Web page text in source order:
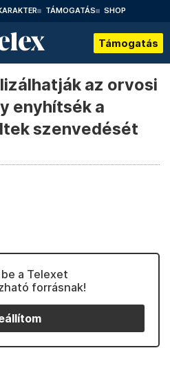
TÁMOGATÁS SHOP
Támogatás
az orvosi
enyhítsék a
szenvedését
a Telexet
forrásnak!